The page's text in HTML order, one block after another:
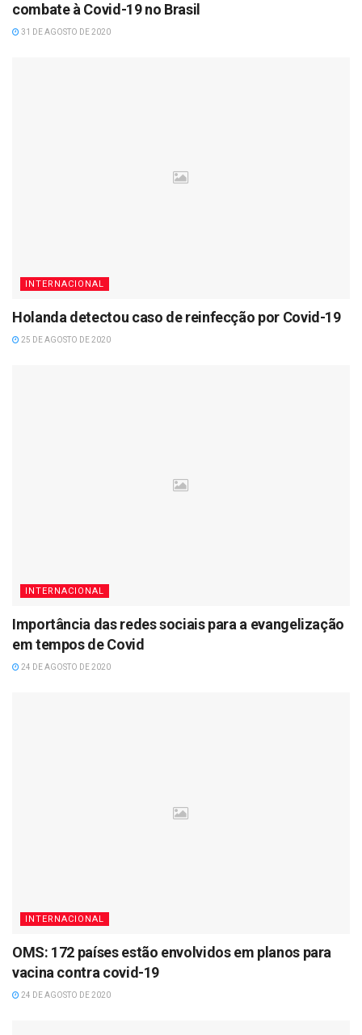
combate à Covid-19 no Brasil
31 DE AGOSTO DE 2020
INTERNACIONAL
Holanda detectou caso de reinfecção por Covid-19
25 DE AGOSTO DE 2020
INTERNACIONAL
Importância das redes sociais para a evangelização
em tempos de Covid
24 DE AGOSTO DE 2020
INTERNACIONAL
OMS: 172 países estão envolvidos em planos para
vacina contra covid-19
24 DE AGOSTO DE 2020